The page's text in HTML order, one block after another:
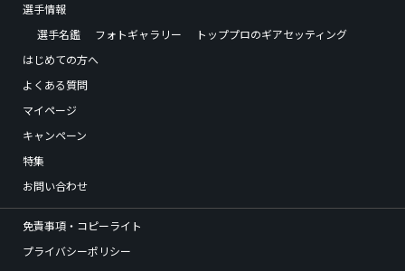
選手情報
選手名鑑
フォトギャラリー
トッププロのギアセッティング
はじめての方へ
よくある質問
マイページ
キャンペーン
特集
お問い合わせ
免責事項・コピーライト
プライバシーポリシー